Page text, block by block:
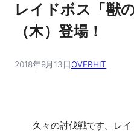
レイドボス「獣
（木）登場！
2018年9月13日OVERHIT
久々の討伐戦です。レイ